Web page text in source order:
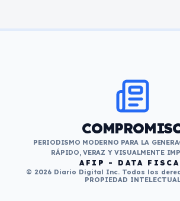
PERIODISMO MODERNO PARA LA
RÁPIDO, VERAZ Y VISUALMENTE
AFIP - DATA
© 2026 Diario Digital Inc. Todos los
PROPIEDAD